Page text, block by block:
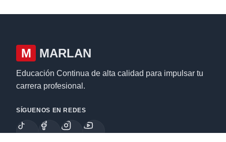
M MARLAN
Educación Continua de alta calidad para impulsar tu
carrera profesional.
SÍGUENOS EN REDES